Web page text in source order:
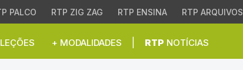
PALCO RTP ZIG ZAG RTP ENSINA RTP ARQUIVOS
+ MODALIDADES RTP NOTÍCIAS